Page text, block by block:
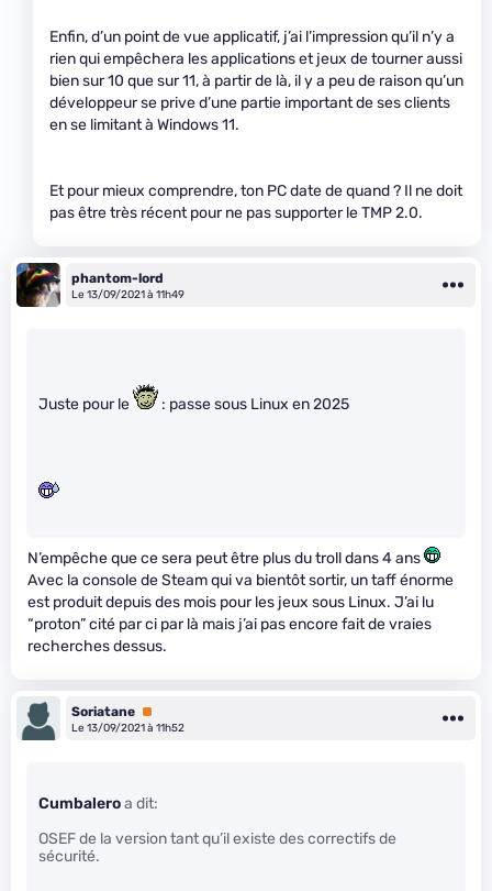
Enfin, d’un point de vue applicatif, j’ai l’impression qu’il n’y a
rien qui empêchera les applications et jeux de tourner aussi
bien sur 10 que sur 11, à partir de là, il y a peu de raison qu’un
développeur se prive d’une partie important de ses clients
en se limitant à Windows 11.
Et pour mieux comprendre, ton PC date de quand ? Il ne doit
pas être très récent pour ne pas supporter le TMP 2.0.
phantom-lord
Le 13/09/2021 à 11h49
Juste pour le : passe sous Linux en 2025
N’empêche que ce sera peut être plus du troll dans 4 ans
Avec la console de Steam qui va bientôt sortir, un taff énorme
est produit depuis des mois pour les jeux sous Linux. J’ai lu
“proton” cité par ci par là mais j’ai pas encore fait de vraies
recherches dessus.
Soriatane Premium
Le 13/09/2021 à 11h52
Cumbaleroa dit:
OSEF de la version tant qu’il existe des correctifs de
sécurité.